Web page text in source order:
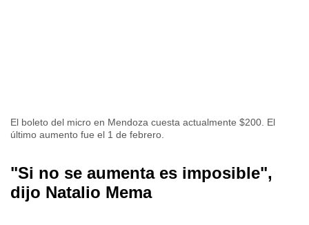
El boleto del micro en Mendoza cuesta actualmente $200. El
último aumento fue el 1 de febrero.
"Si no se aumenta es imposible",
dijo Natalio Mema